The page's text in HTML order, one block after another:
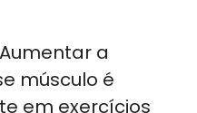
Aumentar a
músculo é
em exercícios